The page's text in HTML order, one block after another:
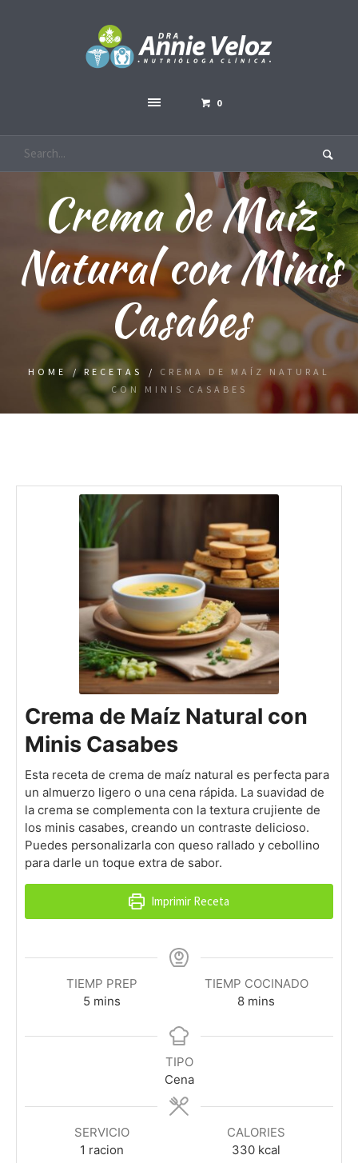
0
Crema de Maíz
Natural con Minis
Casabes
HOME / RECETAS / CREMA DE MAÍZ NATURAL
CON MINIS CASABES
Crema de Maíz Natural con
Minis Casabes
Esta receta de crema de maíz natural es perfecta para
un almuerzo ligero o una cena rápida. La suavidad de
la crema se complementa con la textura crujiente de
los minis casabes, creando un contraste delicioso.
Puedes personalizarla con queso rallado y cebollino
para darle un toque extra de sabor.
Imprimir Receta
TIEMP PREP
5 minutes
mins
TIEMP COCINADO
8minutes
mins
TIPO
Cena
SERVICIO
1 racion
CALORIES
330 kcal